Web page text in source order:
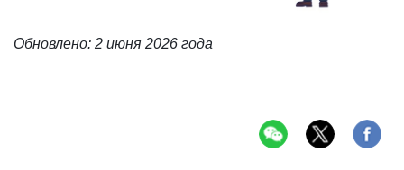
Обновлено: 2 июня 2026 года